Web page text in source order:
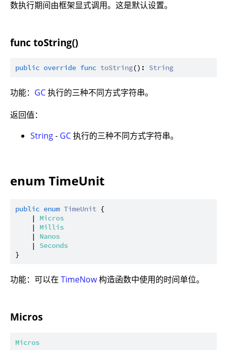
数执行期间由框架显式调用。这是默认设置。
func toString()
public override func toString(): String
功能： GC执行的三种不同方式字符串。
返回值：
String- GC执行的三种不同方式字符串。
enum TimeUnit
public enum TimeUnit {
    |
Micros
    |
Millis
    |
Nanos
    |
Seconds
功能：可以在 TimeNow构造函数中使用的时间单位。
Micros
Micros